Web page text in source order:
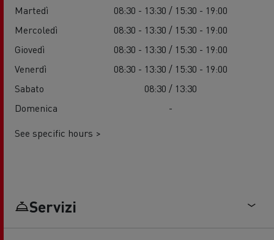
Martedì
08:30 - 13:30 / 15:30 - 19:00
Mercoledì
08:30 - 13:30 / 15:30 - 19:00
Giovedì
08:30 - 13:30 / 15:30 - 19:00
Venerdì
08:30 - 13:30 / 15:30 - 19:00
Sabato
08:30 / 13:30
Domenica
-
See specific hours >
Servizi